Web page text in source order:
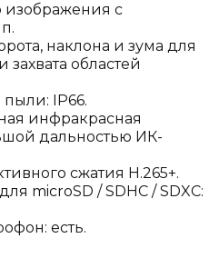
изображения с
наклона и зума для
областей
пыли: IP66.
инфракрасная
дальностью ИК-
сжатия H.265+.
microSD / SDHC / SDXC:
есть.